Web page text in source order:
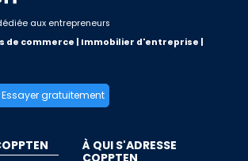
aux entrepreneurs
de commerce | Immobilier d'entreprise |
Essayer gratuitement
À QUI S'ADRESSE
COPPTEN